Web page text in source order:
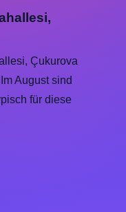
Çukurova
August sind
für diese